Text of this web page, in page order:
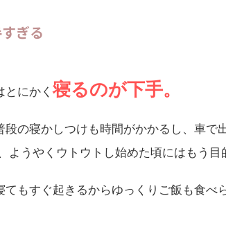
ぎる
とにかく寝るのが下手。
の寝かしつけも時間がかかるし、車で
ようやくウトウトし始めた頃にはもう目
もすぐ起きるからゆっくりご飯も食べ